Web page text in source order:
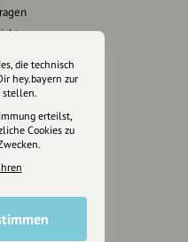
Euch
mehr
die technisch
hey.bayern zur
stellen.
erteilst,
Cookies zu